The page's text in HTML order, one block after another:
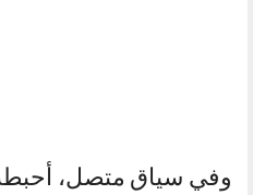
وفي سياق متصل،